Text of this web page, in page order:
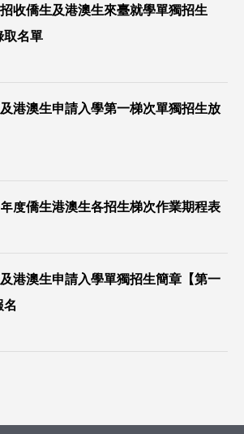
收僑生及港澳生來臺就學單獨招生
取名單
港澳生申請入學第一梯次單獨招生放
度僑生港澳生各招生梯次作業期程表
港澳生申請入學單獨招生簡章【第一